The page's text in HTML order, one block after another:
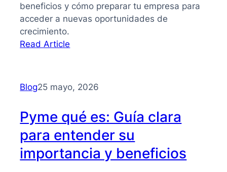
beneficios y cómo preparar tu empresa para
acceder a nuevas oportunidades de
crecimiento.
Read Article
para
PYMES
Blog25 mayo, 2026
Pyme qué es: Guía clara
para entender su
importancia y beneficios